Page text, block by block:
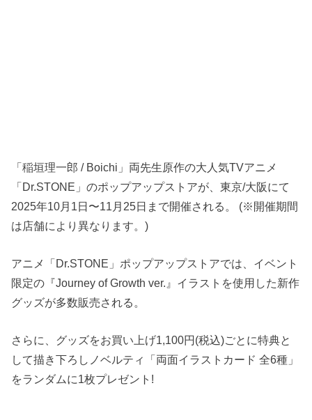
「稲垣理一郎 / Boichi」両先生原作の大人気TVアニメ
「Dr.STONE」のポップアップストアが、東京/大阪にて
2025年10月1日〜11月25日まで開催される。 (※開催期間
は店舗により異なります。)
アニメ「Dr.STONE」ポップアップストアでは、イベント
限定の『Journey of Growth ver.』イラストを使用した新作
グッズが多数販売される。
さらに、グッズをお買い上げ1,100円(税込)ごとに特典と
して描き下ろしノベルティ「両面イラストカード 全6種」
をランダムに1枚プレゼント!